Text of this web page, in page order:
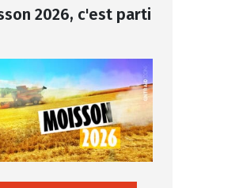
2026, c'est parti